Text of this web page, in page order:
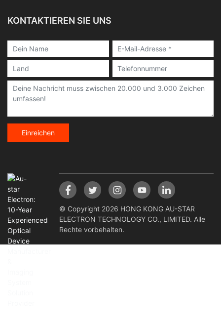
KONTAKTIEREN SIE UNS
Einreichen
© Copyright 2026 HONG KONG AU-STAR
ELECTRON TECHNOLOGY CO., LIMITED. Alle
Rechte vorbehalten.